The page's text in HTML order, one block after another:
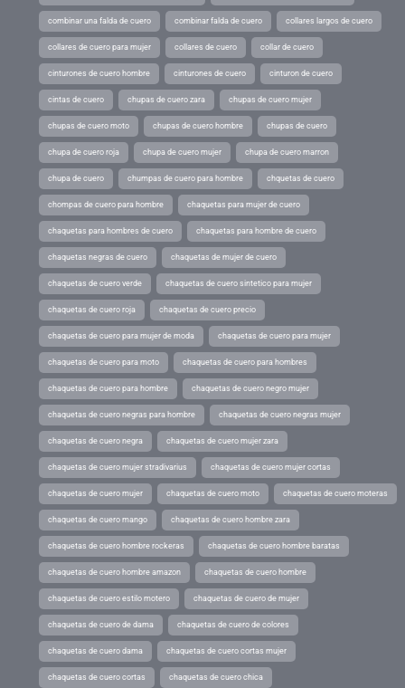
combinar una falda de cuero combinar falda de cuero collares largos de cuero
collares de cuero para mujer collares de cuero collar de cuero
cinturones de cuero hombre cinturones de cuero cinturon de cuero
cintas de cuero chupas de cuero zara chupas de cuero mujer
chupas de cuero moto chupas de cuero hombre chupas de cuero
chupa de cuero roja chupa de cuero mujer chupa de cuero marron
chupa de cuero chumpas de cuero para hombre chquetas de cuero
chompas de cuero para hombre chaquetas para mujer de cuero
chaquetas para hombres de cuero chaquetas para hombre de cuero
chaquetas negras de cuero chaquetas de mujer de cuero
chaquetas de cuero verde chaquetas de cuero sintetico para mujer
chaquetas de cuero roja chaquetas de cuero precio
chaquetas de cuero para mujer de moda chaquetas de cuero para mujer
chaquetas de cuero para moto chaquetas de cuero para hombres
chaquetas de cuero para hombre chaquetas de cuero negro mujer
chaquetas de cuero negras para hombre chaquetas de cuero negras mujer
chaquetas de cuero negra chaquetas de cuero mujer zara
chaquetas de cuero mujer stradivarius chaquetas de cuero mujer cortas
chaquetas de cuero mujer chaquetas de cuero moto chaquetas de cuero moteras
chaquetas de cuero mango chaquetas de cuero hombre zara
chaquetas de cuero hombre rockeras chaquetas de cuero hombre baratas
chaquetas de cuero hombre amazon chaquetas de cuero hombre
chaquetas de cuero estilo motero chaquetas de cuero de mujer
chaquetas de cuero de dama chaquetas de cuero de colores
chaquetas de cuero dama chaquetas de cuero cortas mujer
chaquetas de cuero cortas chaquetas de cuero chica